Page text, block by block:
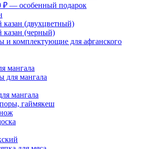
₽ — особенный подарок
казан (двухцветный)
казан (черный)
и комплектующие для афганского
мангала
для мангала
мангала
гаймякеш